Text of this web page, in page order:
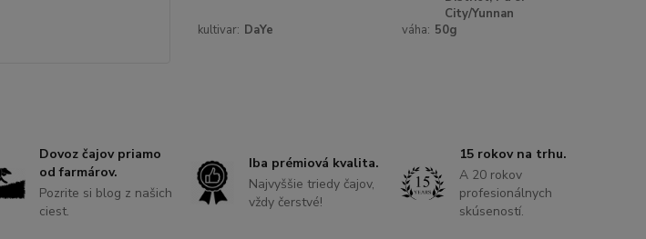
City/Yunnan
kultivar: DaYe váha: 50g
Dovoz čajov priamo
od farmárov.
Pozrite si blog z našich
ciest.
Iba prémiová kvalita.
Najvyššie triedy čajov,
vždy čerstvé!
15 rokov na trhu.
A 20 rokov
profesionálnych
skúseností.